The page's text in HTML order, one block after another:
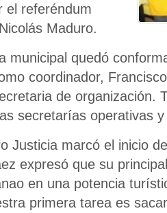
el referéndum
Maduro.
municipal quedó
coordinador,
de organización.
secretarías operativas
Justicia marcó el inicio
expresó que su
en una potencia
primera tarea es